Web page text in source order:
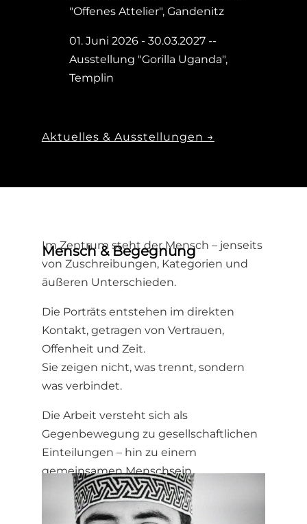
"Offenes Attelier", Gandenitz
01. Juni 2026 - 30.03.2027 --
Ausstellung "Gorilla Uganda",
Templin
Aktuelles & Ausstellungen →
Mensch & Begegnung
Im Zentrum steht der Mensch – jenseits
von Zuschreibungen, Kategorien und
äußeren Unterschieden.
Die Porträts entstehen im direkten
Kontakt, getragen von Vertrauen,
Offenheit und Zeit.
Sie zeigen nicht, was trennt, sondern
was verbindet.
Die Arbeit versteht sich als
Gegenbewegung zu gesellschaftlichen
Einteilungen – hin zu einem
gemeinsamen Menschsein.